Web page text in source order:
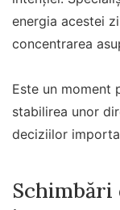
energia acestei
concentrarea
Este un moment
stabilirea unor
deciziilor